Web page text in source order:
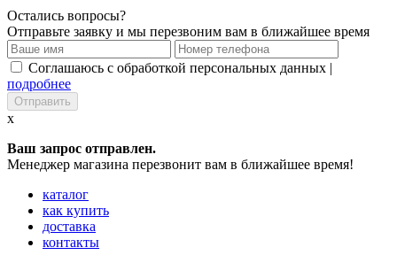
Остались вопросы?
Отправьте заявку и мы перезвоним вам в ближайшее время
Соглашаюсь с обработкой персональных данных |
подробнее
x
Ваш запрос отправлен.
Менеджер магазина перезвонит вам в ближайшее время!
каталог
как купить
доставка
контакты